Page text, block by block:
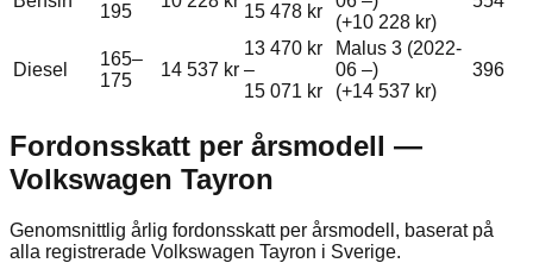
195
15 478 kr
(+10 228 kr)
Diesel
165–
175
14 537 kr
13 470 kr
–
15 071 kr
Malus 3 (2022-
06 –)
(+14 537 kr)
396
Fordonsskatt per årsmodell —
Volkswagen Tayron
Genomsnittlig årlig fordonsskatt per årsmodell, baserat på
alla registrerade Volkswagen Tayron i Sverige.